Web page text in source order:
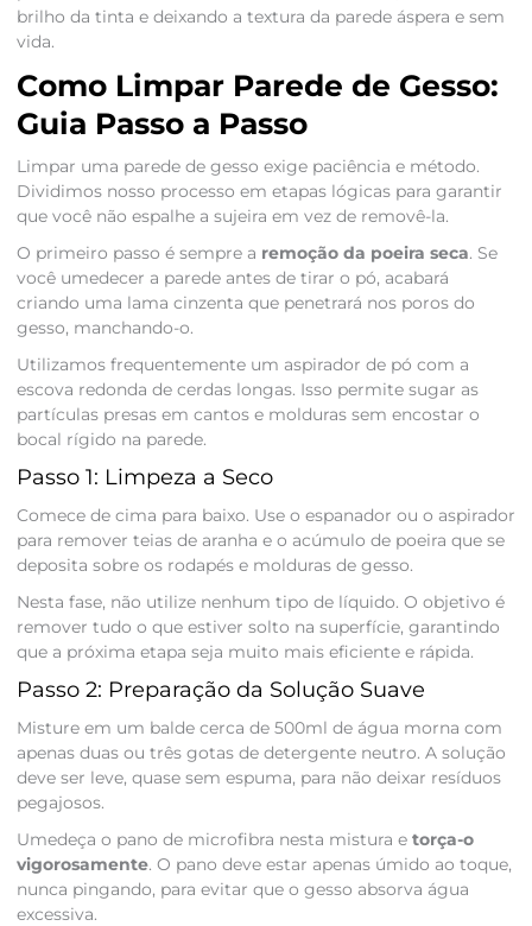
brilho da tinta e deixando a textura da parede áspera e sem
vida.
Como Limpar Parede de Gesso:
Guia Passo a Passo
Limpar uma parede de gesso exige paciência e método.
Dividimos nosso processo em etapas lógicas para garantir
que você não espalhe a sujeira em vez de removê-la.
O primeiro passo é sempre a remoção da poeira seca. Se
você umedecer a parede antes de tirar o pó, acabará
criando uma lama cinzenta que penetrará nos poros do
gesso, manchando-o.
Utilizamos frequentemente um aspirador de pó com a
escova redonda de cerdas longas. Isso permite sugar as
partículas presas em cantos e molduras sem encostar o
bocal rígido na parede.
Passo 1: Limpeza a Seco
Comece de cima para baixo. Use o espanador ou o aspirador
para remover teias de aranha e o acúmulo de poeira que se
deposita sobre os rodapés e molduras de gesso.
Nesta fase, não utilize nenhum tipo de líquido. O objetivo é
remover tudo o que estiver solto na superfície, garantindo
que a próxima etapa seja muito mais eficiente e rápida.
Passo 2: Preparação da Solução Suave
Misture em um balde cerca de 500ml de água morna com
apenas duas ou três gotas de detergente neutro. A solução
deve ser leve, quase sem espuma, para não deixar resíduos
pegajosos.
Umedeça o pano de microfibra nesta mistura e torça-o
vigorosamente. O pano deve estar apenas úmido ao toque,
nunca pingando, para evitar que o gesso absorva água
excessiva.